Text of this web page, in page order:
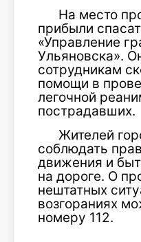
На место
прибыли
«Управление
Ульяновска».
сотрудникам
помощи в
легочной
пострадавших.
Жителей
соблюдать
движения и
на дороге. О
нештатных
возгораниях
номеру 112.